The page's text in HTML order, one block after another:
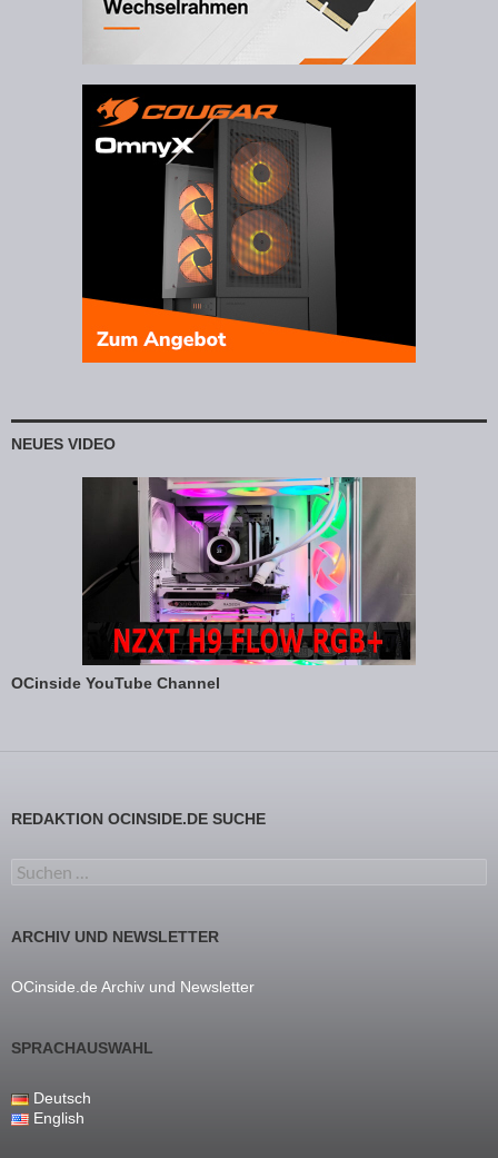
NEUES VIDEO
OCinside YouTube Channel
REDAKTION OCINSIDE.DE SUCHE
Suchen nach:
ARCHIV UND NEWSLETTER
OCinside.de Archiv und Newsletter
SPRACHAUSWAHL
Deutsch
English